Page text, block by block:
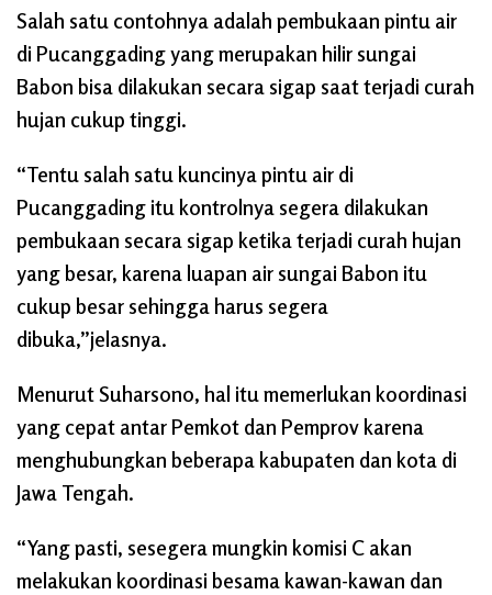
Salah satu contohnya adalah pembukaan pintu air
di Pucanggading yang merupakan hilir sungai
Babon bisa dilakukan secara sigap saat terjadi curah
hujan cukup tinggi.
“Tentu salah satu kuncinya pintu air di
Pucanggading itu kontrolnya segera dilakukan
pembukaan secara sigap ketika terjadi curah hujan
yang besar, karena luapan air sungai Babon itu
cukup besar sehingga harus segera
dibuka,”jelasnya.
Menurut Suharsono, hal itu memerlukan koordinasi
yang cepat antar Pemkot dan Pemprov karena
menghubungkan beberapa kabupaten dan kota di
Jawa Tengah.
“Yang pasti, sesegera mungkin komisi C akan
melakukan koordinasi besama kawan-kawan dan